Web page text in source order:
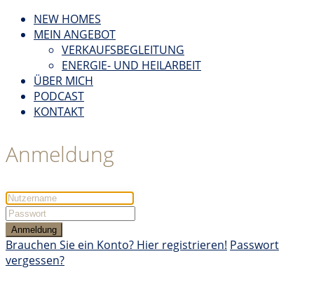
NEW HOMES
MEIN ANGEBOT
VERKAUFSBEGLEITUNG
ENERGIE- UND HEILARBEIT
ÜBER MICH
PODCAST
KONTAKT
Anmeldung
Anmeldung
Brauchen Sie ein Konto? Hier registrieren! Passwort
vergessen?